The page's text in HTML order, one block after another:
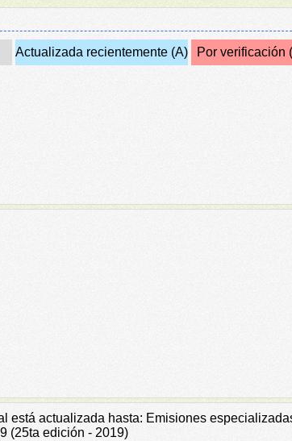
Actualizada recientemente (A)
Por verificación
está actualizada hasta: Emisiones
(25ta edición - 2019)